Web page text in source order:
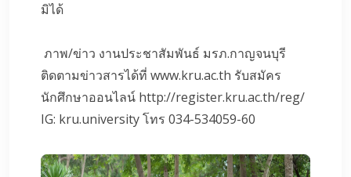
มิได้
ภาพ/ข่าว งานประชาสัมพันธ์ มรภ.กาญจนบุรี
ติดตามข่าวสารได้ที่ www.kru.ac.th รับสมัคร
นักศึกษาออนไลน์ http://register.kru.ac.th/reg/
IG: kru.university โทร 034-534059-60